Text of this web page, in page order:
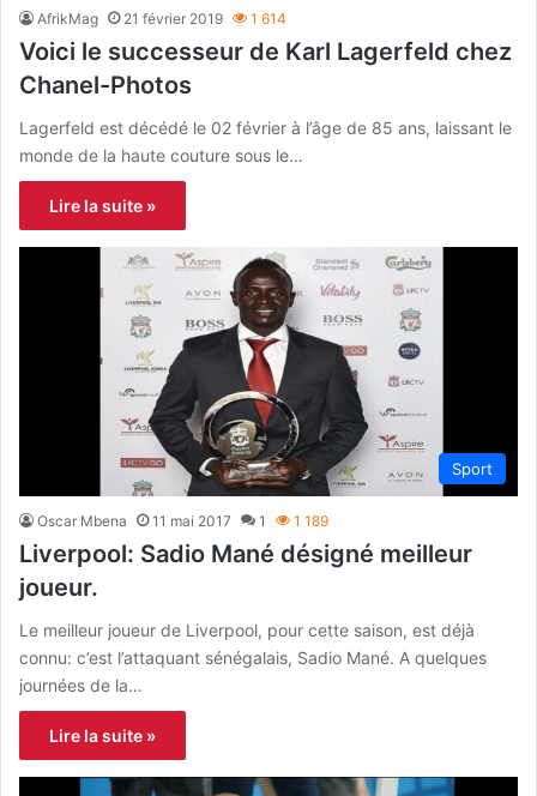
AfrikMag 21 février 2019 1 614
Voici le successeur de Karl Lagerfeld chez
Chanel-Photos
Lagerfeld est décédé le 02 février à l’âge de 85 ans, laissant le
monde de la haute couture sous le…
Lire la suite »
Sport
Oscar Mbena 11 mai 2017 1 1 189
Liverpool: Sadio Mané désigné meilleur
joueur.
Le meilleur joueur de Liverpool, pour cette saison, est déjà
connu: c’est l’attaquant sénégalais, Sadio Mané. A quelques
journées de la…
Lire la suite »